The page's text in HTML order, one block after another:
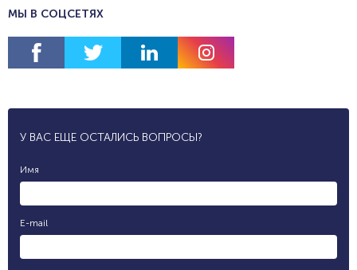
МЫ В СОЦСЕТЯХ
У ВАС ЕЩЕ ОСТАЛИСЬ ВОПРОСЫ?
Имя
E-mail